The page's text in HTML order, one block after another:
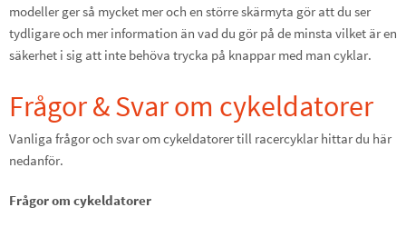
modeller ger så mycket mer och en större skärmyta gör att du ser
tydligare och mer information än vad du gör på de minsta vilket är en
säkerhet i sig att inte behöva trycka på knappar med man cyklar.
Frågor & Svar om cykeldatorer
Vanliga frågor och svar om cykeldatorer till racercyklar hittar du här
nedanför.
Frågor om cykeldatorer